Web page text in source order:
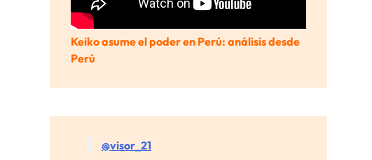
Keiko asume el poder en Perú: análisis desde
Perú
@visor_21